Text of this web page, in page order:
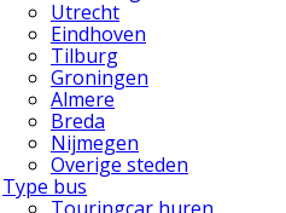
Utrecht
Eindhoven
Tilburg
Groningen
Almere
Breda
Nijmegen
Overige steden
Type bus